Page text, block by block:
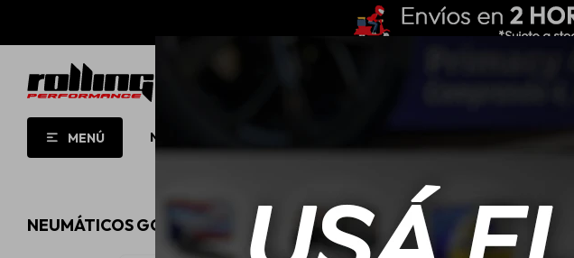
MENÚ NUEVO!
NEUMÁTICOS GOODYEAR DIÁMETRO 16